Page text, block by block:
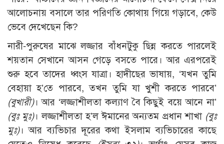
আলোচনায় বসালে তার পরিণতি কোথায় গিয়ে গড়াবে, কেউ
ভেবে দেখেছেন কি?
নারী-পুরুষের মাঝে লজ্জার বাঁধনটুকু ছিন্ন করতে পারলেই
শয়তান সেখানে আসন গেড়ে বসতে পারে। আর এরপরেই
শুরু হবে তাদের ধ্বংস যাত্রা। হাদীছের ভাষায়, ‘যখন তুমি
বেহায়া হ’তে পারবে, তখন তুমি যা খুশী করতে পারবে’
(বুখারী)। আর ‘লজ্জাশীলতা কল্যাণ বৈ কিছুই বয়ে আনে না’
(বুঃ মুঃ)। লজ্জাশীলতা হ’ল ঈমানের অন্যতম প্রধান শাখা (বুঃ
মুঃ)। আর ব্যভিচার দূরের কথা ইসলাম ব্যভিচারের কাছে